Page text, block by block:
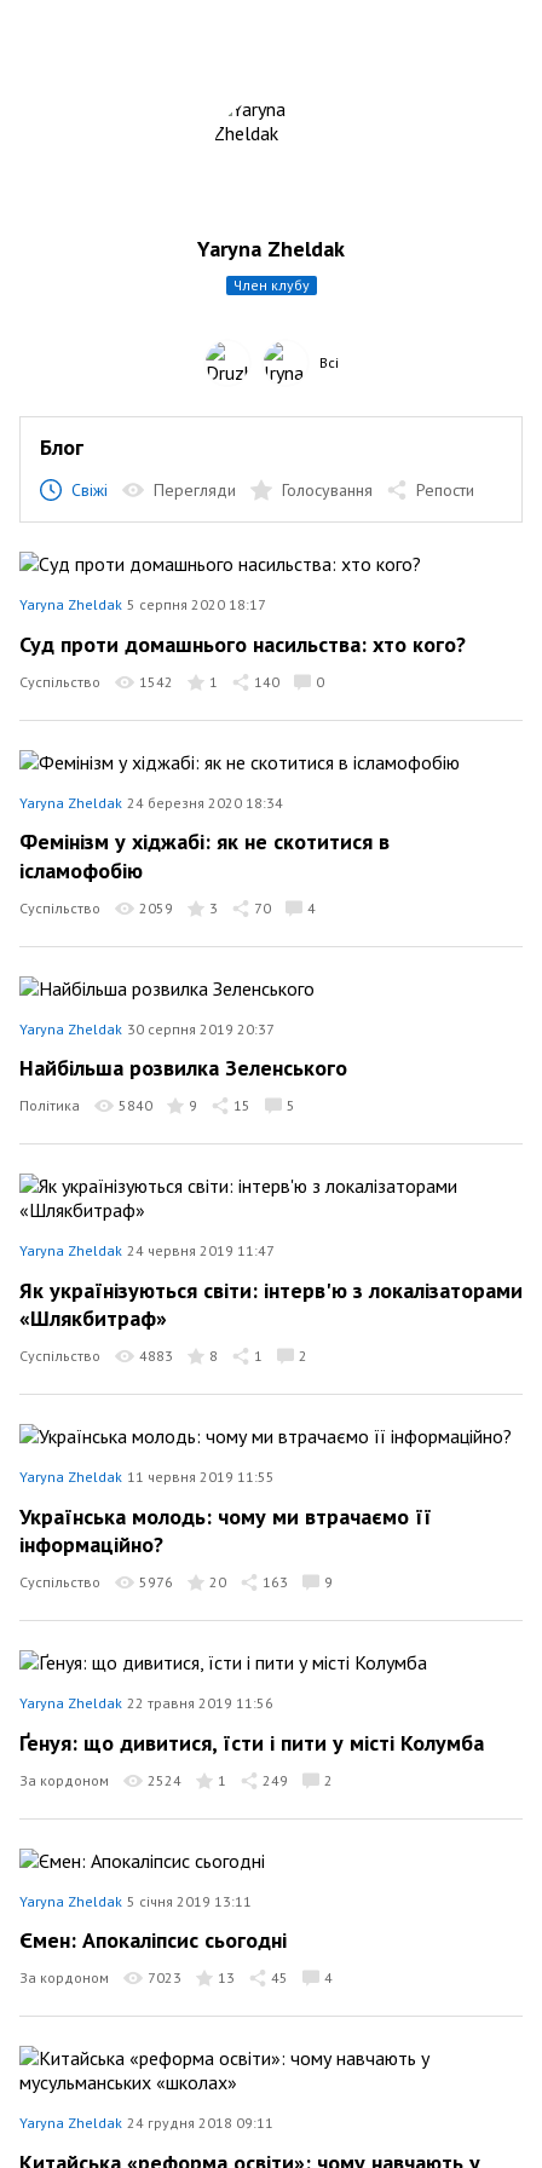
Yaryna Zheldak
член клубу
Всі
Блог
Свіжі Перегляди Голосування Репости
Yaryna Zheldak 5 серпня 2020 18:17
Суд проти домашнього насильства: хто кого?
Суспільство 1542 1 140 0
Yaryna Zheldak 24 березня 2020 18:34
Фемінізм у хіджабі: як не скотитися в
ісламофобію
Суспільство 2059 3 70 4
Yaryna Zheldak 30 серпня 2019 20:37
Найбільша розвилка Зеленського
Політика 5840 9 15 5
Yaryna Zheldak 24 червня 2019 11:47
Як українізуються світи: інтерв'ю з локалізаторами
«Шлякбитраф»
Суспільство 4883 8 1 2
Yaryna Zheldak 11 червня 2019 11:55
Українська молодь: чому ми втрачаємо її
інформаційно?
Суспільство 5976 20 163 9
Yaryna Zheldak 22 травня 2019 11:56
Ґенуя: що дивитися, їсти і пити у місті Колумба
За кордоном 2524 1 249 2
Yaryna Zheldak 5 січня 2019 13:11
Ємен: Апокаліпсис сьогодні
За кордоном 7023 13 45 4
Yaryna Zheldak 24 грудня 2018 09:11
Китайська «реформа освіти»: чому навчають у